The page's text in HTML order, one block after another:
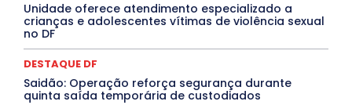
Mais
Unidade oferece atendimento especializado a
crianças e adolescentes vítimas de violência sexual
no DF
DESTAQUE DF
Saidão: Operação reforça segurança durante
quinta saída temporária de custodiados